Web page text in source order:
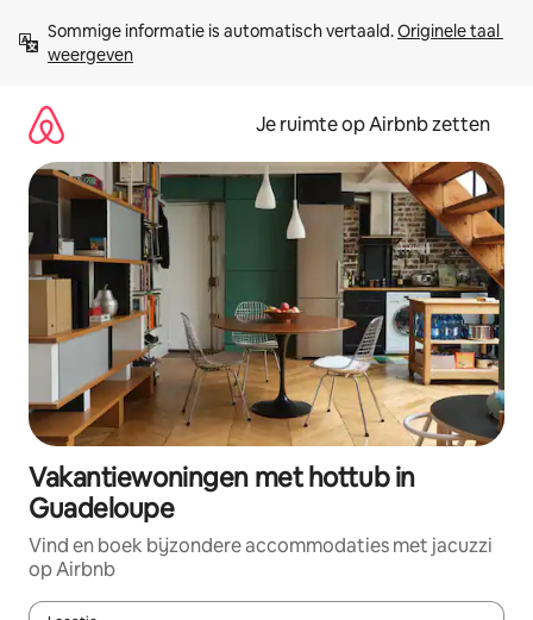
direct
naar
Sommige informatie is automatisch vertaald. Originele taal
weergeven
Je ruimte op Airbnb zetten
Vakantiewoningen met hottub in
Guadeloupe
Vind en boek bijzondere accommodaties met jacuzzi
op Airbnb